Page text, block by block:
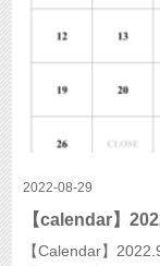
2022-08-29
【calendar】
【Calendar】